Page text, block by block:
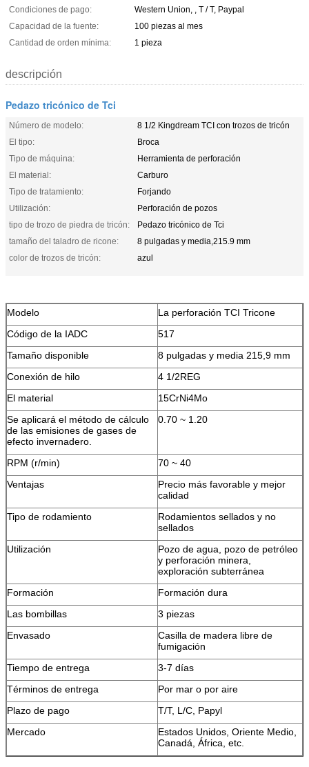
Condiciones de pago:
Western Union, , T / T, Paypal
Capacidad de la fuente:
100 piezas al mes
Cantidad de orden mínima:
1 pieza
descripción
Pedazo tricónico de Tci
Número de modelo:
8 1/2 Kingdream TCI con trozos de tricón
El tipo:
Broca
Tipo de máquina:
Herramienta de perforación
El material:
Carburo
Tipo de tratamiento:
Forjando
Utilización:
Perforación de pozos
tipo de trozo de piedra de tricón:
Pedazo tricónico de Tci
tamaño del taladro de ricone:
8 pulgadas y media,215.9 mm
color de trozos de tricón:
azul
Modelo
La perforación TCI Tricone
Código de la IADC
517
Tamaño disponible
8 pulgadas y media 215,9 mm
Conexión de hilo
4 1/2REG
El material
15CrNi4Mo
Se aplicará el método de cálculo
de las emisiones de gases de
efecto invernadero.
0.70 ~ 1.20
RPM (r/min)
70 ~ 40
Ventajas
Precio más favorable y mejor
calidad
Tipo de rodamiento
Rodamientos sellados y no
sellados
Utilización
Pozo de agua, pozo de petróleo
y perforación minera,
exploración subterránea
Formación
Formación dura
Las bombillas
3 piezas
Envasado
Casilla de madera libre de
fumigación
Tiempo de entrega
3-7 días
Términos de entrega
Por mar o por aire
Plazo de pago
T/T, L/C, Papyl
Mercado
Estados Unidos, Oriente Medio,
Canadá, África, etc.